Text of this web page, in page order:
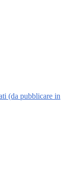
(da pubblicare in